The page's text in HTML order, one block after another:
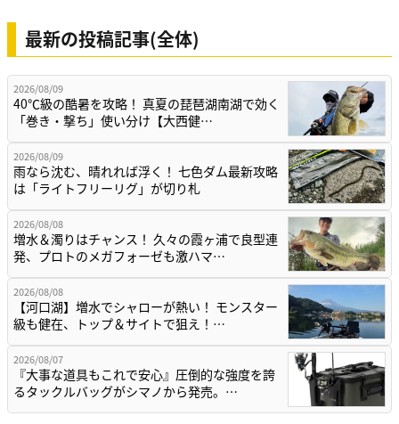
最新の投稿記事(全体)
2026/08/09
40℃級の酷暑を攻略！ 真夏の琵琶湖南湖で効く
「巻き・撃ち」使い分け【大西健…
2026/08/09
雨なら沈む、晴れれば浮く！ 七色ダム最新攻略
は「ライトフリーリグ」が切り札
2026/08/08
増水＆濁りはチャンス！ 久々の霞ヶ浦で良型連
発、プロトのメガフォーゼも激ハマ…
2026/08/08
【河口湖】増水でシャローが熱い！ モンスター
級も健在、トップ＆サイトで狙え！…
2026/08/07
『大事な道具もこれで安心』圧倒的な強度を誇
るタックルバッグがシマノから発売。…